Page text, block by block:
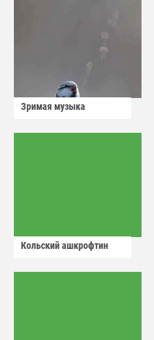
Зримая музыка
Кольский ашкрофтин